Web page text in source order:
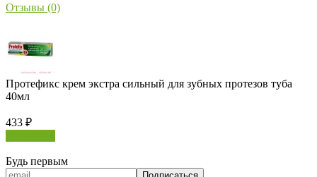
Отзывы (0)
Протефикс крем экстра сильный для зубных протезов туба
40мл
433 ₽
Будь первым